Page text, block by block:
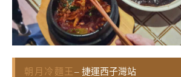
朝月冷麵王 – 捷運西子灣站